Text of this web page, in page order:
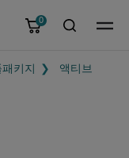
0 메뉴
키지 액티브